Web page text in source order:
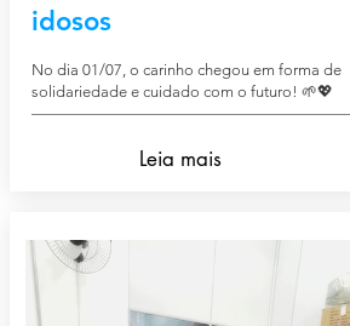
idosos
No dia 01/07, o carinho chegou em forma de
solidariedade e cuidado com o futuro! 🌱💖
Leia mais